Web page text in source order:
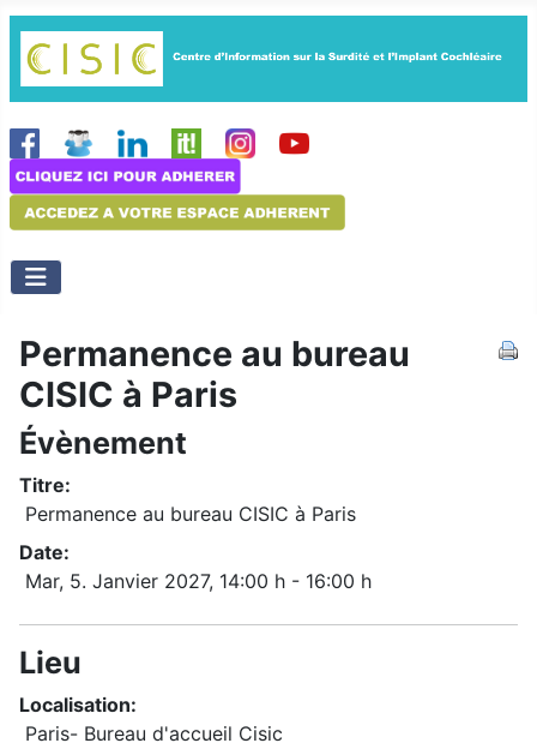
Permanence au bureau
CISIC à Paris
Évènement
Titre:
Permanence au bureau CISIC à Paris
Date:
Mar, 5. Janvier 2027, 14:00 h - 16:00 h
Lieu
Localisation:
Paris- Bureau d'accueil Cisic